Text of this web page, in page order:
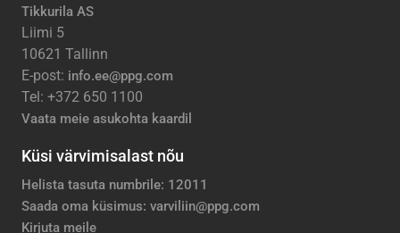
Tikkurila AS
Liimi 5
10621 Tallinn
E-post: info.ee@ppg.com
Tel: +372 650 1100
Vaata meie asukohta kaardil
Küsi värvimisalast nõu
Helista tasuta numbrile: 12011
Saada oma küsimus: varviliin@ppg.com
Kirjuta meile